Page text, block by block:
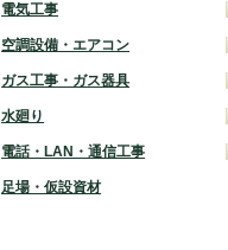
電気工事
空調設備・エアコン
ガス工事・ガス器具
水廻り
電話・LAN・通信工事
足場・仮設資材